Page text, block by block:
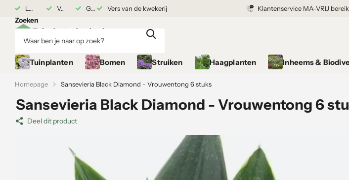
Levering vanaf 17 augustus Vers van de kwekerij Grond gekocht = Plantgarantie Vers van de kwekerij Grond gekocht =
Klantenservice MA-VRIJ
Zoeken
Tuinplanten Bomen Struiken Haagplanten Inheems &
Homepage Sansevieria Black Diamond - Vrouwentong 6 stuks
Sansevieria Black Diamond - Vrouwentong 6
Deel dit product